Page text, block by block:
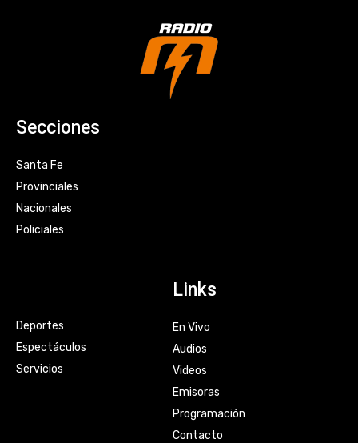
Secciones
Santa Fe
Provinciales
Nacionales
Policiales
Deportes
Espectáculos
Servicios
Links
En Vivo
Audios
Videos
Emisoras
Programación
Contacto